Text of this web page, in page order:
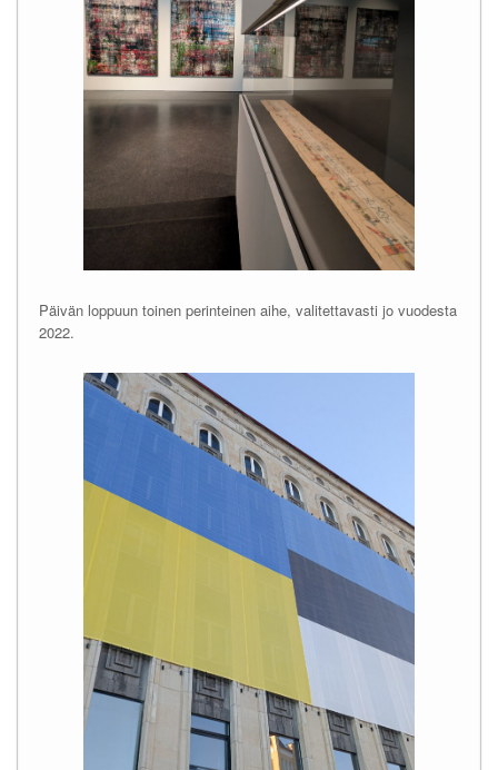
Päivän loppuun toinen perinteinen aihe, valitettavasti jo vuodesta
2022.